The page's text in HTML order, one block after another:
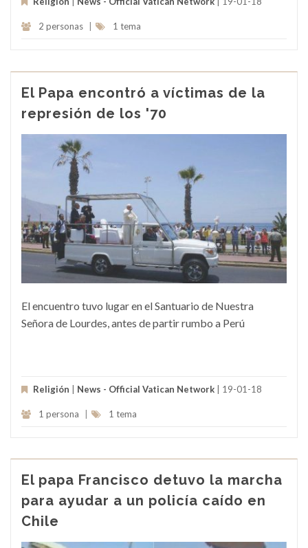
2 personas 1 tema
El Papa encontró a víctimas de la
represión de los '70
El encuentro tuvo lugar en el Santuario de Nuestra
Señora de Lourdes, antes de partir rumbo a Perú
Religión News - Official Vatican Network | 19-01-18
1 persona 1 tema
El papa Francisco detuvo la marcha
para ayudar a un policía caído en
Chile